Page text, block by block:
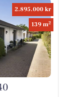
2.895.000 kr
139 m2